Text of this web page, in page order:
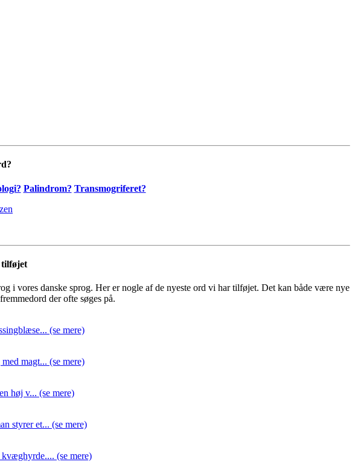
Palindrom? Transmogriferet?
tilføjet
i vores danske sprog. Her er nogle af de nyeste ord vi har tilføjet. Det kan både være nye
der ofte søges på.
(se mere)
magt... (se mere)
høj v... (se mere)
styrer et... (se mere)
(se mere)